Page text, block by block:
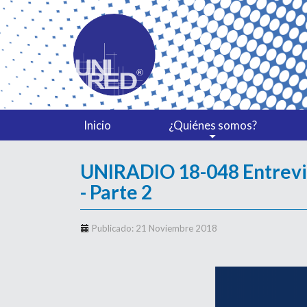
Inicio ¿Quiénes somos?
UNIRADIO 18-048
- Parte 2
Publicado: 21 Noviembre 2018